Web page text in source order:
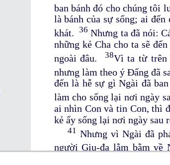
ban bánh đó cho chúng tôi
là bánh của sự sống; ai
khát. 36 Nhưng ta đã nói:
những kẻ Cha cho ta sẽ
ngoài đâu. 38Vì ta từ trên
nhưng làm theo ý Đấng đã
đến là hễ sự gì Ngài đã
làm cho sống lại nơi ngày
ai nhìn Con và tin Con, thì
kẻ ấy sống lại nơi ngày sau
41 Nhưng vì Ngài đã
người Giu-đa lằm bằm về